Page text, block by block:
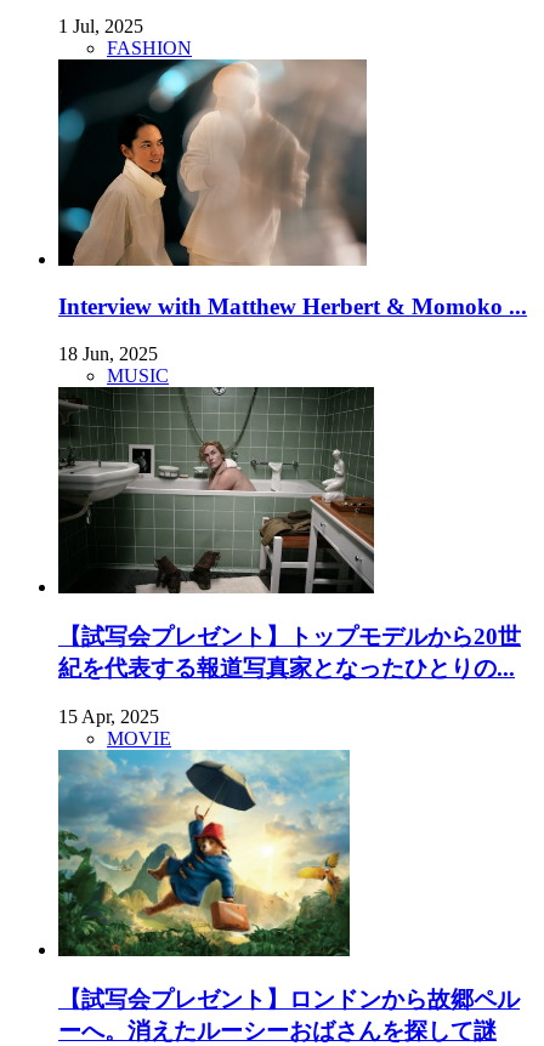
1 Jul, 2025
FASHION
Interview with Matthew Herbert & Momoko ...
18 Jun, 2025
MUSIC
【試写会プレゼント】トップモデルから20世
紀を代表する報道写真家となったひとりの...
15 Apr, 2025
MOVIE
【試写会プレゼント】ロンドンから故郷ペル
ーへ。消えたルーシーおばさんを探して謎